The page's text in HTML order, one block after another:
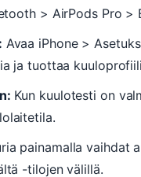
> AirPods Pro >
Avaa iPhone >
ja tuottaa
Kun kuulotesti on
painamalla vaihdat
-tilojen välillä.